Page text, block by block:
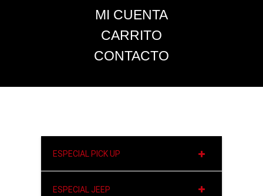
MI CUENTA
CARRITO
CONTACTO
ESPECIAL PICK UP
ESPECIAL JEEP